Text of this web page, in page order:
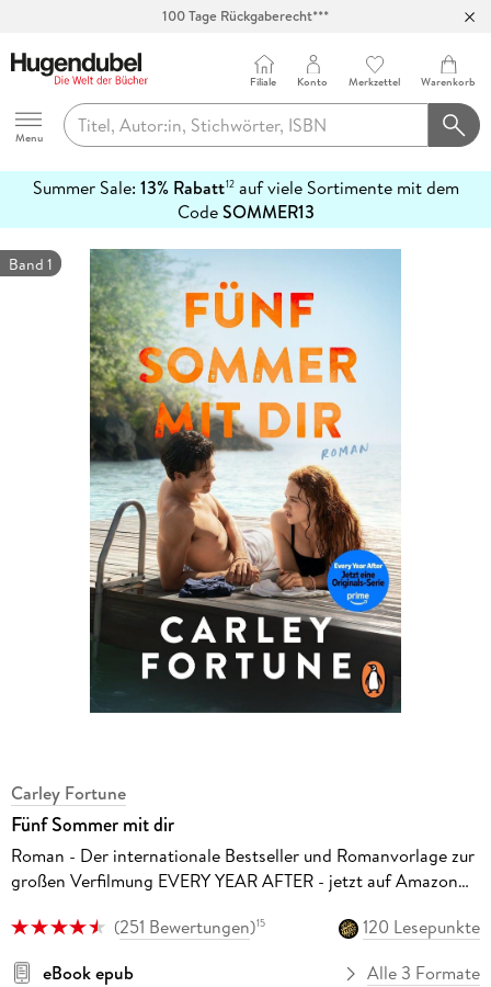
Hugendubel
Menu
Filiale Konto Merkzettel Warenkorb
Summer Sale: 13% Rabatt12auf viele Sortimente mit dem
CodeSOMMER13
erfahren
Band 1
Carley Fortune
Fünf Sommer mit dir
Roman - Der internationale Bestseller und Romanvorlage zur
großen Verfilmung EVERY YEAR AFTER - jetzt auf Amazon
(251 Bewertungen)15
120 Lesepunkte
eBook epub
Alle 3 Formate